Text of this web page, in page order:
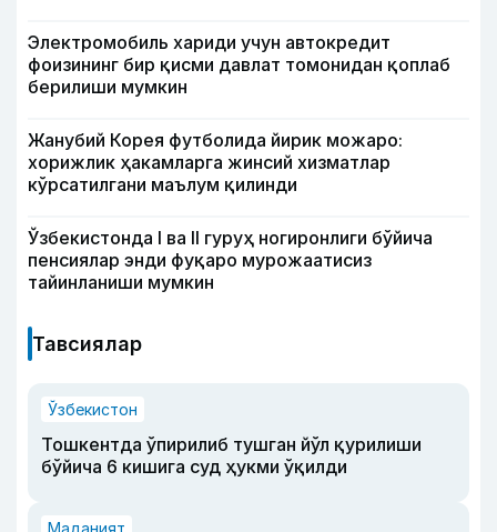
Электромобиль хариди учун автокредит
фоизининг бир қисми давлат томонидан қоплаб
берилиши мумкин
Жанубий Корея футболида йирик можаро:
хорижлик ҳакамларга жинсий хизматлар
кўрсатилгани маълум қилинди
Ўзбекистонда I ва II гуруҳ ногиронлиги бўйича
пенсиялар энди фуқаро мурожаатисиз
тайинланиши мумкин
Тавсиялар
Ўзбекистон
Тошкентда ўпирилиб тушган йўл қурилиши
бўйича 6 кишига суд ҳукми ўқилди